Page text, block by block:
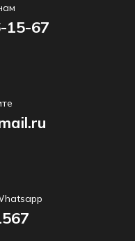
15-67